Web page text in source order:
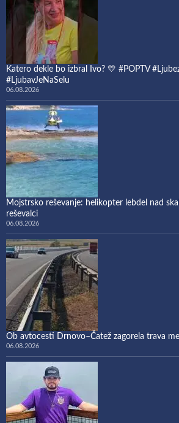
Katero dekle bo izbral Ivo? 💛 #POPTV
#LjubavJeNaSelu
06.08.2026
Mojstrsko reševanje: helikopter lebdel nad
reševalci
06.08.2026
Ob avtocesti Drnovo–Čatež zagorela trava
06.08.2026